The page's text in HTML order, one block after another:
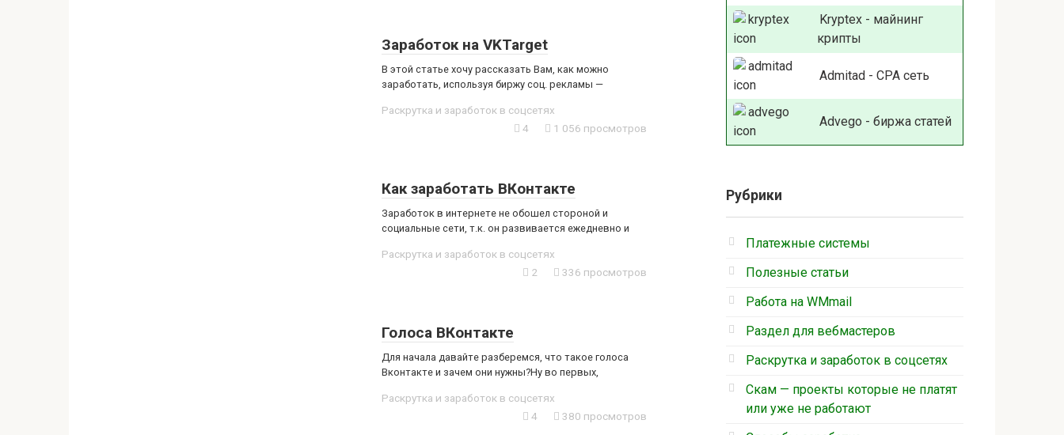
Заработок на VKTarget
В этой статье хочу рассказать Вам, как можно
заработать, используя биржу соц. рекламы —
Раскрутка и заработок в соцсетях
4
1 056 просмотров
Как заработать ВКонтакте
Заработок в интернете не обошел стороной и
социальные сети, т.к. он развивается ежедневно и
Раскрутка и заработок в соцсетях
2
336 просмотров
Голоса ВКонтакте
Для начала давайте разберемся, что такое голоса
Вконтакте и зачем они нужны?Ну во первых,
Раскрутка и заработок в соцсетях
4
380 просмотров
Kryptex - майнинг
крипты
Admitad - СРА сеть
Advego - биржа статей
Рубрики
Платежные системы
Полезные статьи
Работа на WMmail
Раздел для вебмастеров
Раскрутка и заработок в соцсетях
Скам — проекты которые не платят
или уже не работают